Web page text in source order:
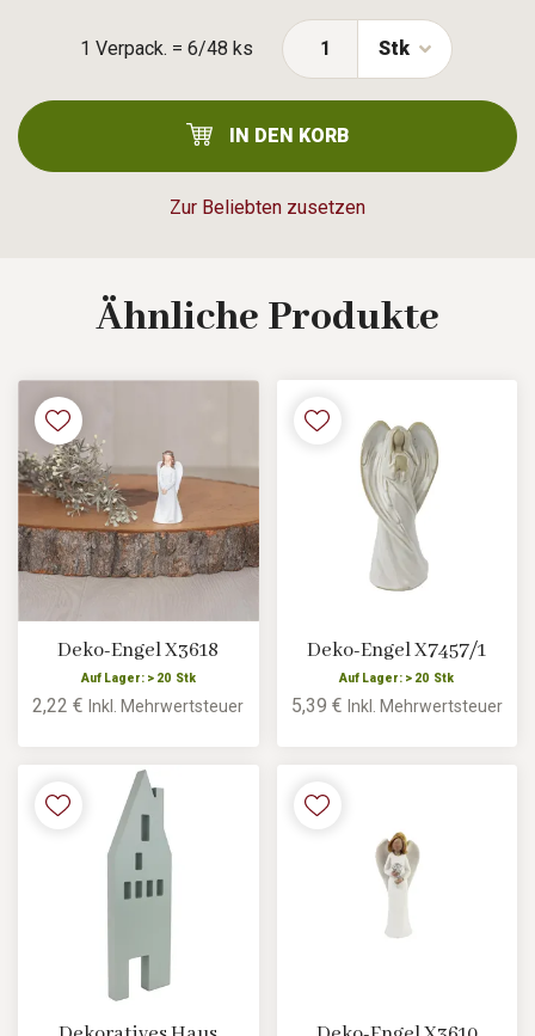
1 Verpack. = 6/48 ks
Zur Beliebten zusetzen
Stk
IN DEN KORB
Ähnliche Produkte
Deko-Engel X3618
Auf Lager: > 20 Stk
2,22 €Inkl. Mehrwertsteuer
Deko-Engel X7457/1
Auf Lager: > 20 Stk
5,39 € Inkl. Mehrwertsteuer